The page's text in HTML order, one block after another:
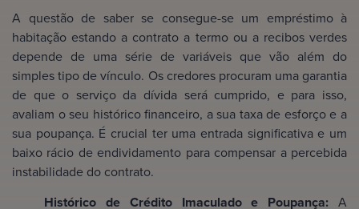
A questão de saber se consegue-se um empréstimo à
habitação estando a contrato a termo ou a recibos verdes
depende de uma série de variáveis que vão além do
simples tipo de vínculo. Os credores procuram uma garantia
de que o serviço da dívida será cumprido, e para isso,
avaliam o seu histórico financeiro, a sua taxa de esforço e a
sua poupança. É crucial ter uma entrada significativa e um
baixo rácio de endividamento para compensar a percebida
instabilidade do contrato.
Histórico de Crédito Imaculado e Poupança: A